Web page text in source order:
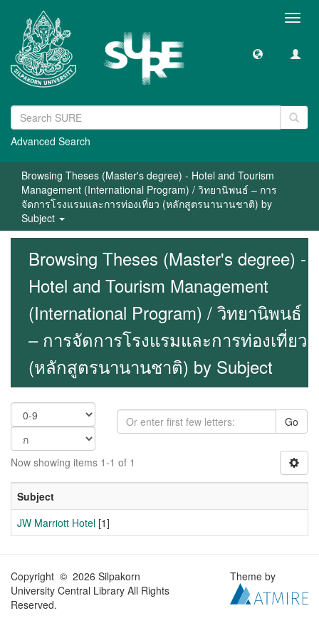
Advanced Search
Browsing Theses (Master's degree) - Hotel and Tourism
Management (International Program) / วิทยานิพนธ์ – การ
จัดการโรงแรมและการท่องเที่ยว (หลักสูตรนานานชาติ) by
Subject
Browsing Theses (Master's degree) -
Hotel and Tourism Management
(International Program) / วิทยานิพนธ์
– การจัดการโรงแรมและการท่องเที่ยว
(หลักสูตรนานานชาติ) by Subject
Go
Now showing items 1-1 of 1
Subject
JW Marriott Hotel [1]
Copyright © 2026 Silpakorn
University Central Library All Rights
Reserved.
Theme by